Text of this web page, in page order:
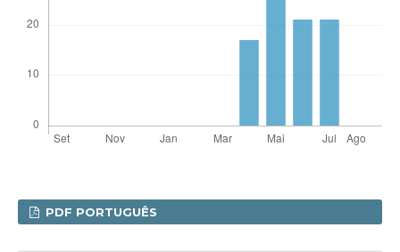
PDF PORTUGUÊS